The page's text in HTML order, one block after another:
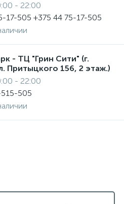
- 22:00
17-505 +375 44 75-17-505
- ТЦ "Грин Сити" (г.
Притыцкого 156, 2 этаж.)
- 22:00
505